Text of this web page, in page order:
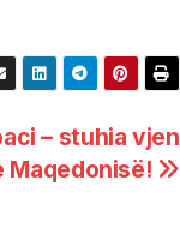
– stuhia vjen
Maqedonisë!